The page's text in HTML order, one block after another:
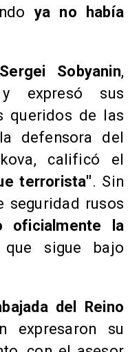
ya no había
Sergei Sobyanin,
expresó sus
queridos de las
defensora del
calificó el
terrorista". Sin
seguridad rusos
oficialmente la
sigue bajo
del Reino
expresaron su